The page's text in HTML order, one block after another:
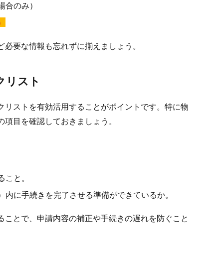
のみ）
要な情報も忘れずに揃えましょう。
リスト
ストを有効活用することがポイントです。特に物
目を確認しておきましょう。
と。
内に手続きを完了させる準備ができているか。
とで、申請内容の補正や手続きの遅れを防ぐこと